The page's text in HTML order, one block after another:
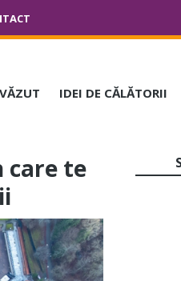
IDEI DE CĂLĂTORII
care te